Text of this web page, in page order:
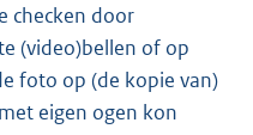
checken door
(video)bellen of op
foto op (de kopie van)
eigen ogen kon